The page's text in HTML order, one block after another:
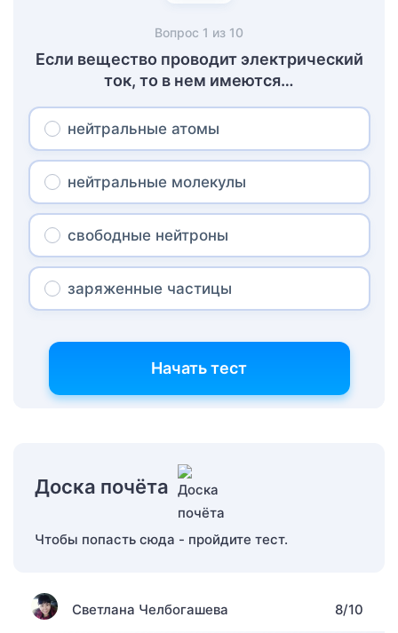
Вопрос 1 из 10
Если вещество проводит электрический
ток, то в нем имеются…
нейтральные атомы
нейтральные молекулы
свободные нейтроны
заряженные частицы
Начать тест
Доска почёта
Чтобы попасть сюда - пройдите тест.
Светлана Челбогашева 8/10